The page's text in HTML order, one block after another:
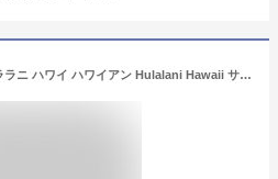
メンズ 半袖 Tシャツ フララニ ハワイ ハワイアン Hulalani Hawaii サーフブランド (メンズ/ホワイト) ハワイアン雑貨 232HU1ST053 送料無料 サーフ 雑貨 ハワイ